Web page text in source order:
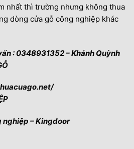
nhất thì trường nhưng không thua
dòng cửa gỗ công nghiệp khác
: 0348931352 – Khánh Quỳnh
nghiệp – Kingdoor